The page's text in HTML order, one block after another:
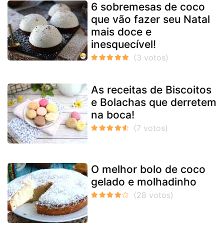
6 sobremesas de coco
que vão fazer seu Natal
mais doce e
inesquecível!
As receitas de Biscoitos
e Bolachas que derretem
na boca!
O melhor bolo de coco
gelado e molhadinho